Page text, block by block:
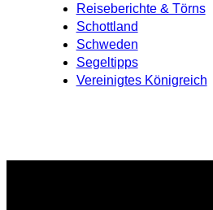
Reiseberichte & Törns
Schottland
Schweden
Segeltipps
Vereinigtes Königreich